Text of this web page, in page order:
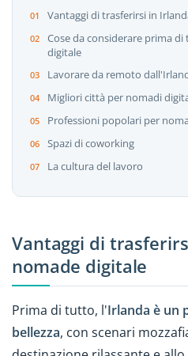
Vantaggi di trasferirsi in
Cose da considerare prima
digitale
Lavorare da remoto
Migliori città per nomadi
Professioni popolari per
Spazi di coworking
La cultura del lavoro
Vantaggi di
nomade digitale
Prima di tutto, l'Irlanda è un
bellezza, con scenari